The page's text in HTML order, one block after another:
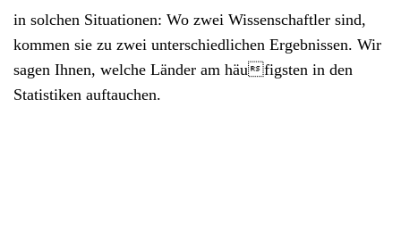
in solchen Situationen: Wo zwei Wissenschaftler sind,
kommen sie zu zwei unterschiedlichen Ergebnissen. Wir
sagen Ihnen, welche Länder am häufigsten in den
Statistiken auftauchen.